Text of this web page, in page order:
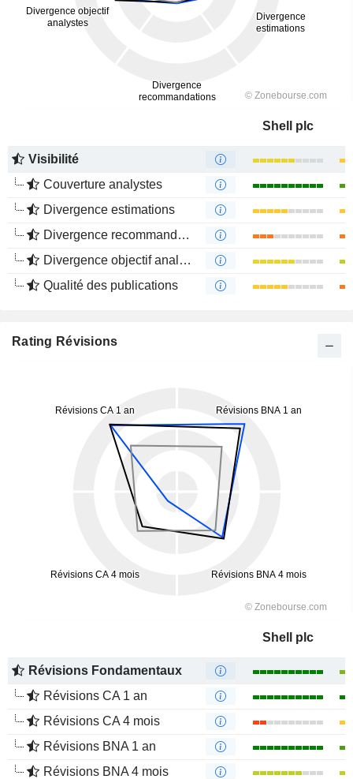
Shell plc
Visibilité
Couverture analystes
Divergence estimations
Divergence recommandations analystes
Divergence objectif analystes
Qualité des publications
Rating Révisions
Shell plc
Révisions Fondamentaux
Révisions CA 1 an
Révisions CA 4 mois
Révisions BNA 1 an
Révisions BNA 4 mois